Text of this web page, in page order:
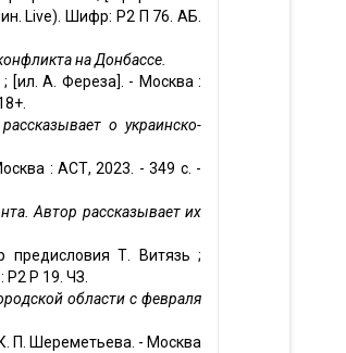
Live). Шифр: Р2 П 76. АБ.
на Донбассе.
[ил. А. Фереза]. - Москва :
о украинско-
: АСТ, 2023. - 349 с. -
Автор рассказывает их
предисловия Т. Витязь ;
Р2 Р 19. ЧЗ.
области с февраля
П. Шереметьева. - Москва